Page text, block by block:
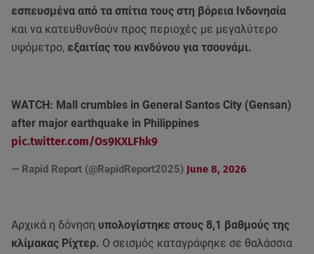
εσπευσμένα από τα σπίτια τους στη βόρεια Ινδονησία
και να κατευθυνθούν προς περιοχές με μεγαλύτερο
υψόμετρο, εξαιτίας του κινδύνου για τσουνάμι.
WATCH: Mall crumbles in General Santos City (Gensan)
after major earthquake in Philippines
pic.twitter.com/Os9KXLFhk9
— Rapid Report (@RapidReport2025) June 8, 2026
Αρχικά η δόνηση υπολογίστηκε στους 8,1 βαθμούς της
κλίμακας Ρίχτερ. Ο σεισμός καταγράφηκε σε θαλάσσια